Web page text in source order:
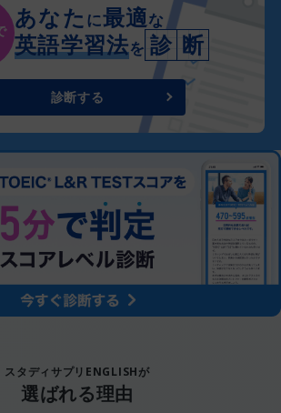
あなた に最適な
英語学習法を 診 断
診断する
スタディサプリENGLISHが
選ばれる理由